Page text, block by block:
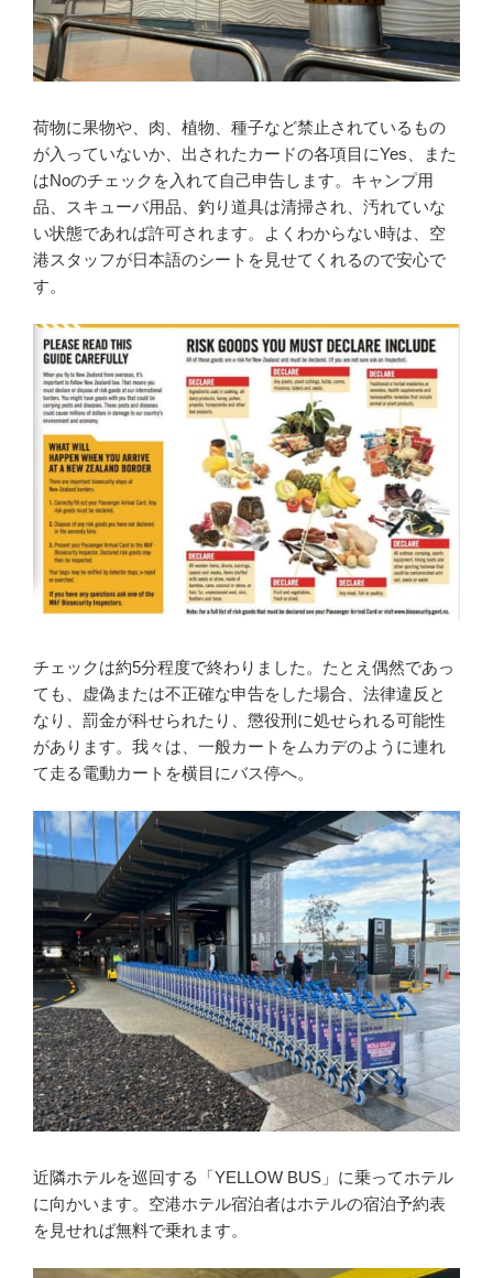
荷物に果物や、肉、植物、種子など禁止されているもの
が入っていないか、出されたカードの各項目にYes、また
はNoのチェックを入れて自己申告します。キャンプ用
品、スキューバ用品、釣り道具は清掃され、汚れていな
い状態であれば許可されます。よくわからない時は、空
港スタッフが日本語のシートを見せてくれるので安心で
す。
チェックは約5分程度で終わりました。たとえ偶然であっ
ても、虚偽または不正確な申告をした場合、法律違反と
なり、罰金が科せられたり、懲役刑に処せられる可能性
があります。我々は、一般カートをムカデのように連れ
て走る電動カートを横目にバス停へ。
近隣ホテルを巡回する「YELLOW BUS」に乗ってホテル
に向かいます。空港ホテル宿泊者はホテルの宿泊予約表
を見せれば無料で乗れます。